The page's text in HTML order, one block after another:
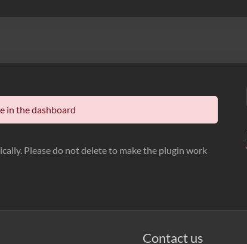
in the dashboard
Please do not delete to make the plugin work
Contact us